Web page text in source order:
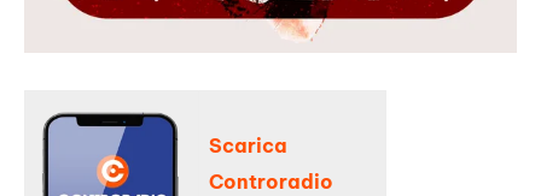
Scarica
Controradio